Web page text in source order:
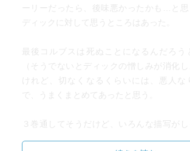
ーリーだったら、後味悪かったかも…と思
ディックに対して思うところはあった。
最後コルブスは死ぬことになるんだろう
（そうでないとディックの憎しみが消化し
けれど、切なくなるくらいには、悪人な
で、うまくまとめてあったと思う。
３巻通してそうだけど、いろんな描写がし